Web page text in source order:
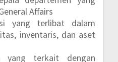
Affairs
yang terlibat dalam
inventaris, dan aset
yang terkait dengan